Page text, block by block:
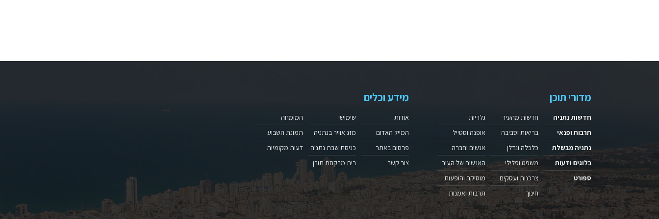
מדורי תוכן
חדשות נתניה
תרבות ופנאי
נתניה מבשלת
בלוגים ודעות
ספורט
חדשות מהעיר
בריאות וסביבה
כלכלה ונדלן
משפט ופלילי
צרכנות ועסקים
חינוך
גלריות
אופנה וסטייל
אנשים וחברה
האנשים של העיר
מוסיקה והופעות
תרבות ואמנות
מידע וכלים
אודות
המייל האדום
פרסום באתר
צור קשר
שימושי
מזג אוויר בנתניה
כניסת שבת נתניה
בית מרקחת תורן
המומחה
תמונת השבוע
דעות מקומיות